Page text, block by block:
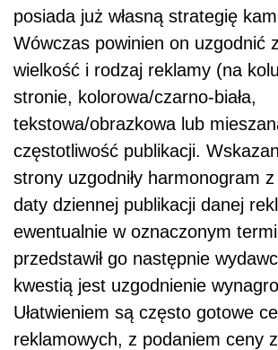
posiada już własną strategię
Wówczas powinien on uzgodnić
wielkość i rodzaj reklamy (na
stronie, kolorowa/czarno-biała,
tekstowa/obrazkowa lub
częstotliwość publikacji.
strony uzgodniły harmonogram
daty dziennej publikacji danej
ewentualnie w oznaczonym
przedstawił go następnie
kwestią jest uzgodnienie
Ułatwieniem są często gotowe
reklamowych, z podaniem ceny